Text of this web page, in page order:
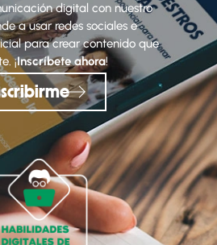
digital con nuestro
a usar redes sociales e
para crear contenido que
¡Inscríbete ahora!